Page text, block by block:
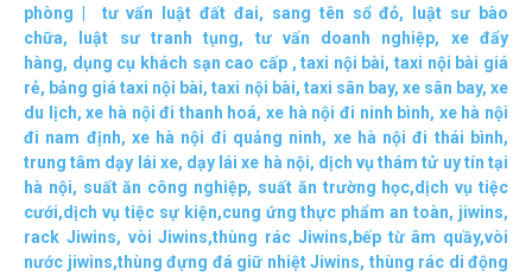
phòng
tư vấn luật đất đai, sang tên sổ đỏ,
luật sư bào
chữa, luật sư tranh tụng, tư vấn doanh nghiệp, xe đẩy
hàng, dụng cụ khách sạn cao cấp,taxi nội bài,taxi nội bài giá
rẻ, bảng giá taxi nội bài,taxi nội bài, taxi sân bay, xe sân bay,xe
du lịch,xe hà nội đi thanh hoá, xe hà nội đi ninh bình, xe hà nội
đi nam định, xe hà nội đi quảng ninh, xe hà nội đi thái bình,
trung tâm dạy lái xe, dạy lái xe hà nội, dịch vụ thám tử uy tín tại
hà nội, suất ăn công nghiệp, suất ăn trường học,dịch vụ tiệc
cưới,dịch vụ tiệc sự kiện,cung ứng thực phẩm an toàn, jiwins,
rack Jiwins, vòi Jiwins,thùng rác Jiwins, bếp từ âm quầy,vòi
nước jiwins,thùng đựng đá giữ nhiệt Jiwins, thùng rác di động